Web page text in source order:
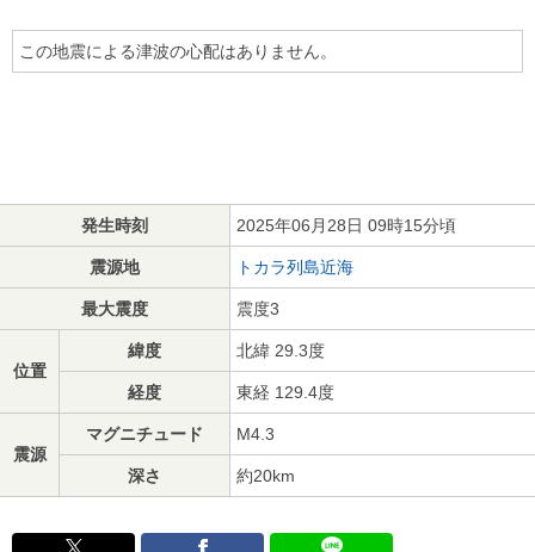
この地震による津波の心配はありません。
発生時刻 2025年06月28日 09時15分頃
震源地 トカラ列島近海
最大震度 震度3
位置
緯度 北緯 29.3度
経度 東経 129.4度
震源
マグニチュード M4.3
深さ 約20km